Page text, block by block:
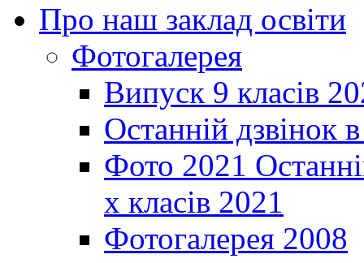
Про наш заклад освіти
Фотогалерея
Випуск 9 класів
Останній дзвінок
Фото 2021
х класів 2021
Фотогалерея 2008